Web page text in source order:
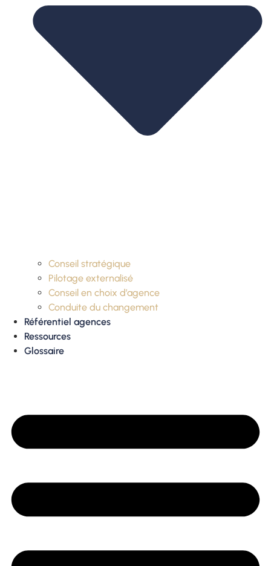
Conseil stratégique
Pilotage externalisé
Conseil en choix d’agence
Conduite du changement
Référentiel agences
Ressources
Glossaire